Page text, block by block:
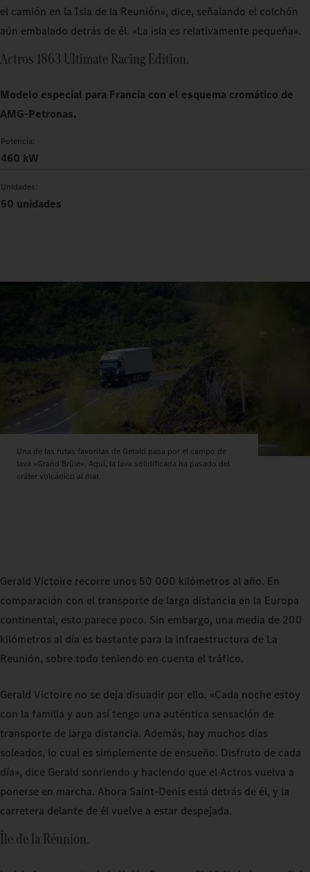
el camión en la Isla de la Reunión», dice, señalando el colchón
aún embalado detrás de él. «La isla es relativamente pequeña».
Actros 1863 Ultimate Racing Edition.
Modelo especial para Francia con el esquema cromático de
AMG-Petronas.
Potencia:
460 kW
Unidades:
50 unidades
Una de las rutas favoritas de Gerald pasa por el campo de
lava «Grand Brûlé». Aquí, la lava solidificada ha pasado del
cráter volcánico al mar.
Gerald Victoire recorre unos 50 000 kilómetros al año. En
comparación con el transporte de larga distancia en la Europa
continental, esto parece poco. Sin embargo, una media de 200
kilómetros al día es bastante para la infraestructura de La
Reunión, sobre todo teniendo en cuenta el tráfico.
Gerald Victoire no se deja disuadir por ello. «Cada noche estoy
con la familia y aun así tengo una auténtica sensación de
transporte de larga distancia. Además, hay muchos días
soleados, lo cual es simplemente de ensueño. Disfruto de cada
día», dice Gerald sonriendo y haciendo que el Actros vuelva a
ponerse en marcha. Ahora Saint-Denis está detrás de él, y la
carretera delante de él vuelve a estar despejada.
Île de la Réunion.